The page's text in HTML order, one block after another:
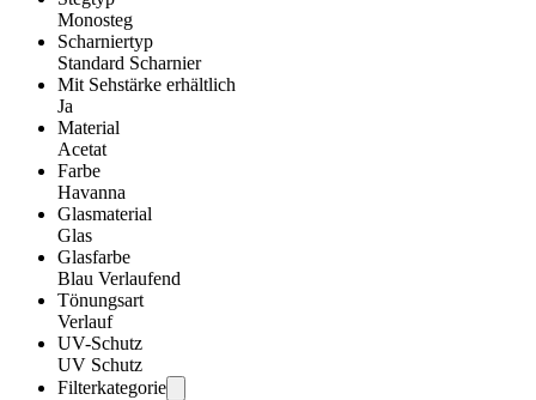
Monosteg
Scharniertyp
Standard Scharnier
Mit Sehstärke erhältlich
Ja
Material
Acetat
Farbe
Havanna
Glasmaterial
Glas
Glasfarbe
Blau Verlaufend
Tönungsart
Verlauf
UV-Schutz
UV Schutz
Filterkategorie